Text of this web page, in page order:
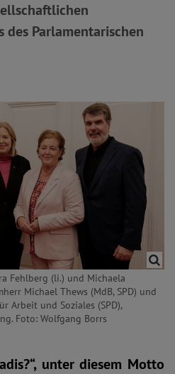
des Parlamentarischen
Fehlberg (li.) und Michaela
Michael Thews (MdB, SPD) und
Arbeit und Soziales (SPD),
Foto: Wolfgang Borrs
unter diesem Motto